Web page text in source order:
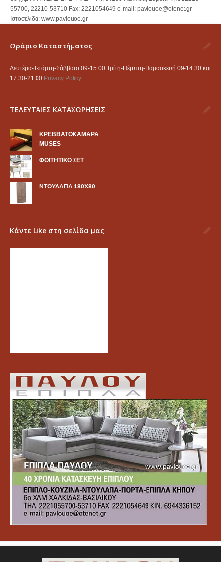
55700, 22210-53710 Fax: 2221054649 e-mail: pavlouoe@otenet.gr
Ιστοσελίδα: www.pavlouoe.gr
Ωράριο Καταστήματος
Δευτέρα-Τετάρτη-Σάββατο 09-15.00 Τρίτη-Πέμπτη-Παρασκευή 09-14.30 και
17.30-21.00 Privacy Policy
ΤΕΛΕΥΤΑΙΕΣ ΚΑΤΑΧΩΡΗΣΕΙΣ
KΡΕΒΒΑΤΟΚΑΜΑΡΑ
MUSES
ΦΟΙΤΗΤΙΚΟ ΣΕΤ
ΝΤΟΥΛΑΠΑ 180Χ80
Κάντε Like στη σελίδα μας